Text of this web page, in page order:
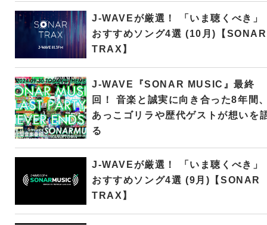
J-WAVEが厳選！ 「いま聴くべき」
おすすめソング4選 (10月)【SONAR
TRAX】
J-WAVE『SONAR MUSIC』最終
回！ 音楽と誠実に向き合った8年間
あっこゴリラや歴代ゲストが想いを
る
J-WAVEが厳選！ 「いま聴くべき」
おすすめソング4選 (9月)【SONAR
TRAX】